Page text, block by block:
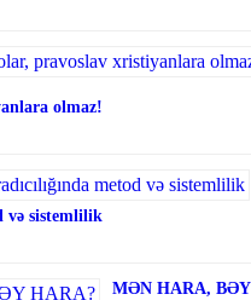
olmaz!
və sistemlilik
MƏN HARA,